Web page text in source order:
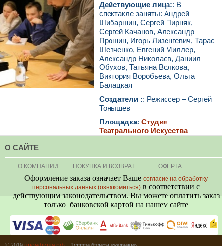
Действующие лица:: В
спектакле заняты: Андрей
Шибаршин, Сергей Пирняк,
Сергей Качанов, Александр
Прошин, Игорь Лизенгевич, Тарас
Шевченко, Евгений Миллер,
Александр Николаев, Даниил
Обухов, Татьяна Волкова,
Виктория Воробьева, Ольга
Балацкая
Создатели :: Режиссер – Сергей
Тонышев
Площадка: Студия
Театрального Искусства
О САЙТЕ
О КОМПАНИИ ПОКУПКА И ВОЗВРАТ ОФЕРТА
Оформление заказа означает Ваше согласие на обработку
персональных данных (ознакомиться) в соответствии с
действующим законодательством. Вы можете оплатить заказ
только банковской картой на нашем сайте